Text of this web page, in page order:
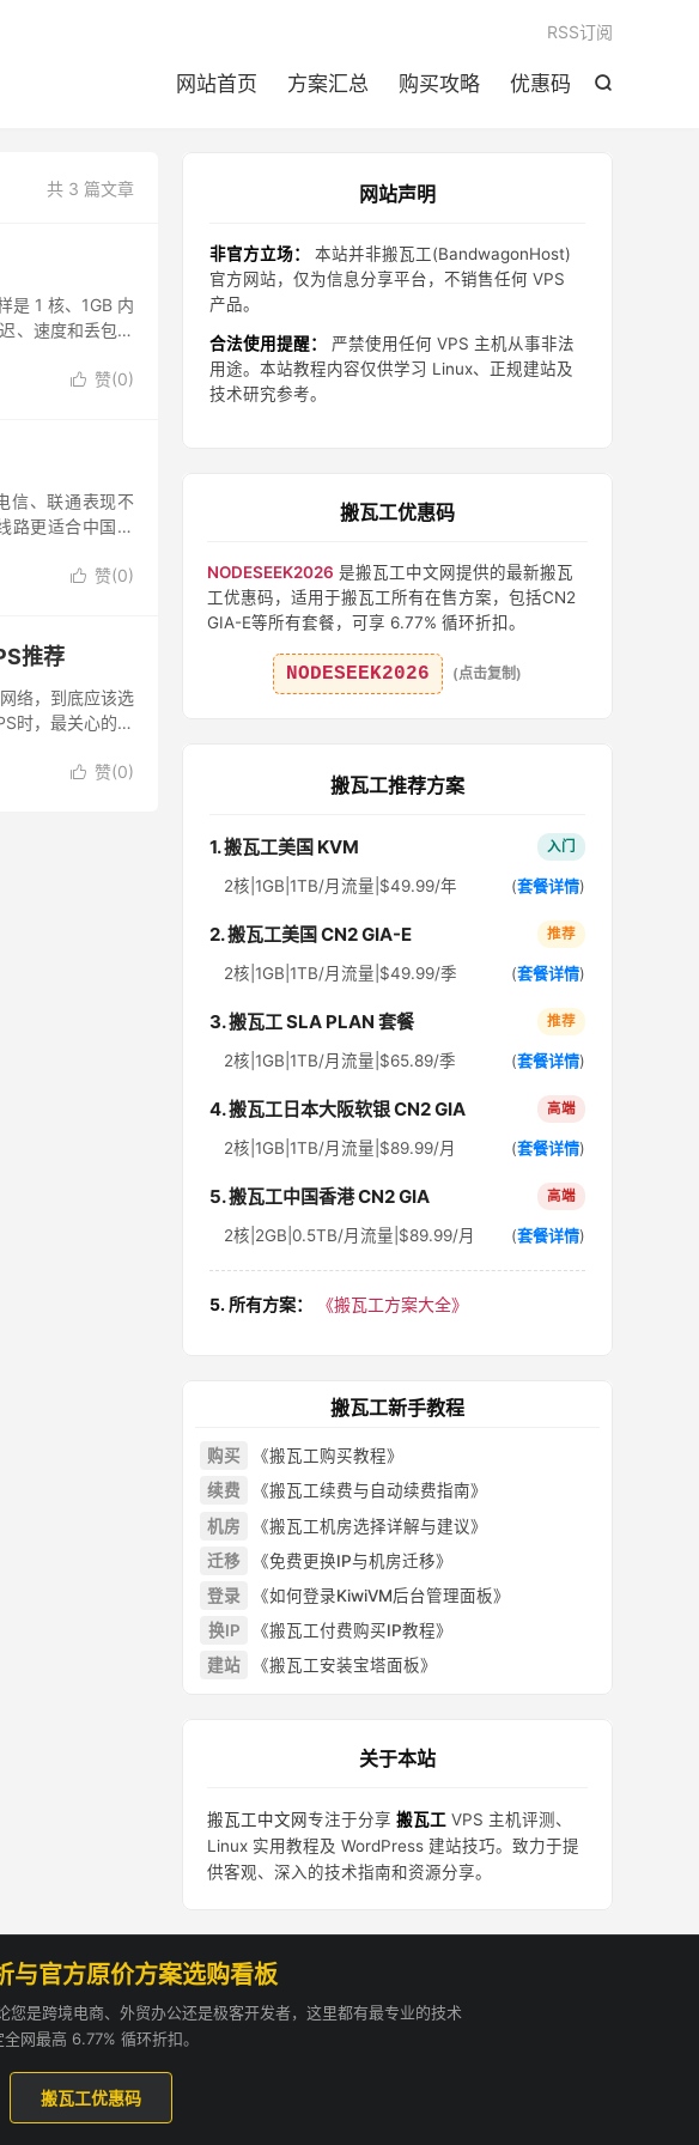

网站首页 方案汇总 购买攻略 优惠码
RSS订阅
共 3 篇文章
是 1 核、1GB 内
、速度和丢包情
 赞(0)
信、联通表现不
路更适合中国移
 赞(0)
推荐
络，到底应该选
时，最关心的问
 赞(0)
网站声明
非官方立场：
本站并非搬瓦工(BandwagonHost)
官方网站，仅为信息分享平台，不销售任何 VPS
产品。
合法使用提醒：
严禁使用任何 VPS 主机从事非法
用途。本站教程内容仅供学习 Linux、正规建站及
技术研究参考。
搬瓦工优惠码
NODESEEK2026 是搬瓦工中文网提供的最新搬瓦
工优惠码，适用于搬瓦工所有在售方案，包括CN2
GIA-E等所有套餐，可享 6.77% 循环折扣。
NODESEEK2026 (点击复制)
搬瓦工推荐方案
1. 搬瓦工美国 KVM 入门
2核|1GB|1TB/月流量|$49.99/年 (套餐详情)
2. 搬瓦工美国 CN2 GIA-E 推荐
2核|1GB|1TB/月流量|$49.99/季 (套餐详情)
3. 搬瓦工 SLA PLAN 套餐 推荐
2核|1GB|1TB/月流量|$65.89/季 (套餐详情)
4. 搬瓦工日本大阪软银 CN2 GIA 高端
2核|1GB|1TB/月流量|$89.99/月 (套餐详情)
5. 搬瓦工中国香港 CN2 GIA 高端
2核|2GB|0.5TB/月流量|$89.99/月 (套餐详情)
5. 所有方案： 《搬瓦工方案大全》
搬瓦工新手教程
购买
《搬瓦工购买教程》
续费
《搬瓦工续费与自动续费指南》
机房
《搬瓦工机房选择详解与建议》
迁移
《免费更换IP与机房迁移》
登录
《如何登录KiwiVM后台管理面板》
换IP
《搬瓦工付费购买IP教程》
建站
《搬瓦工安装宝塔面板》
关于本站
搬瓦工中文网专注于分享 搬瓦工 VPS 主机评测、
Linux 实用教程及 WordPress 建站技巧。致力于提
供客观、深入的技术指南和资源分享。
官方原价方案选购看板
是跨境电商、外贸办公还是极客开发者，这里都有最专业的技术
网最高 6.77% 循环折扣。
搬瓦工优惠码